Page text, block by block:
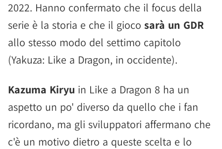
2022. Hanno confermato che il focus della
serie è la storia e che il gioco sarà un GDR
allo stesso modo del settimo capitolo
(Yakuza: Like a Dragon, in occidente).
Kazuma Kiryu in Like a Dragon 8 ha un
aspetto un po' diverso da quello che i fan
ricordano, ma gli sviluppatori affermano che
c'è un motivo dietro a queste scelta e lo